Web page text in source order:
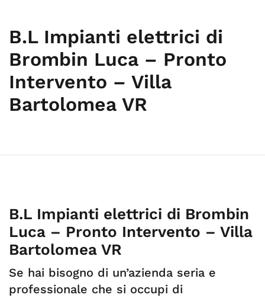
B.L Impianti elettrici di
Brombin Luca – Pronto
Intervento – Villa
Bartolomea VR
B.L Impianti elettrici di Brombin
Luca – Pronto Intervento – Villa
Bartolomea VR
Se hai bisogno di un’azienda seria e
professionale che si occupi di